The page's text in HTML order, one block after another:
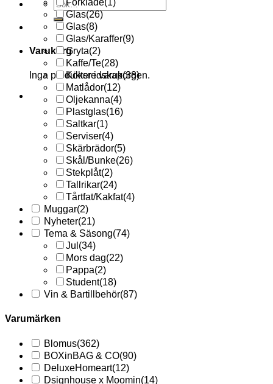
Sök
efter:
Varukorg
Inga produkter i varukorgen.
Förkläde(1)
Glas(26)
Glas(8)
Glas/Karaffer(9)
Gryta(2)
Kaffe/Te(28)
Köksredskap(38)
Matlådor(12)
Oljekanna(4)
Plastglas(16)
Saltkar(1)
Serviser(4)
Skärbrädor(5)
Skål/Bunke(26)
Stekplåt(2)
Tallrikar(24)
Tårtfat/Kakfat(4)
Muggar(2)
Nyheter(21)
Tema & Säsong(74)
Jul (34)
Mors dag(22)
Pappa(2)
Student(18)
Vin & Bartillbehör(87)
Varumärken
Blomus(362)
BOXinBAG & CO(90)
DeluxeHomeart(12)
Dsignhouse x Moomin(14)